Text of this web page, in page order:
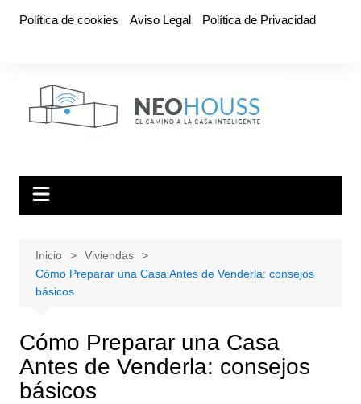
Política de cookies Aviso Legal Política de Privacidad
Inicio
Viviendas
Cómo Preparar una Casa Antes de Venderla: consejos
básicos
Cómo Preparar una Casa
Antes de Venderla: consejos
básicos